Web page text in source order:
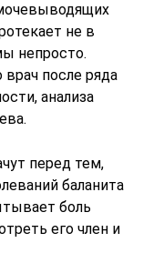
не в
непросто.
после ряда
анализа
перед тем,
баланита
боль
его член и